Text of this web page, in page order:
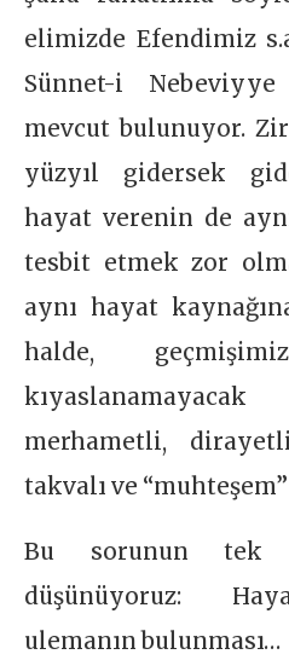
elimizde Efendimiz
Sünnet-i
mevcut bulunuyor.
yüzyıl gidersek
hayat verenin de
tesbit etmek zor
aynı hayat
halde,
merhametli,
takvalı ve
Bu sorunun tek
düşünüyoruz:
ulemanın bulunması…